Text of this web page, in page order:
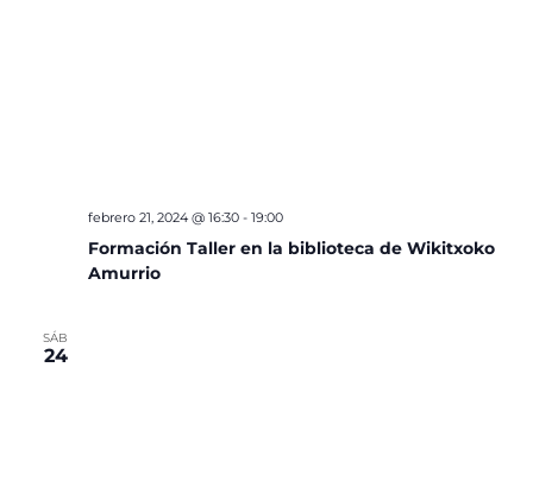
Formación Taller en la biblioteca de Wikitxoko
Amurrio
febrero 21, 2024 @ 16:30- 19:00
SÁB
24